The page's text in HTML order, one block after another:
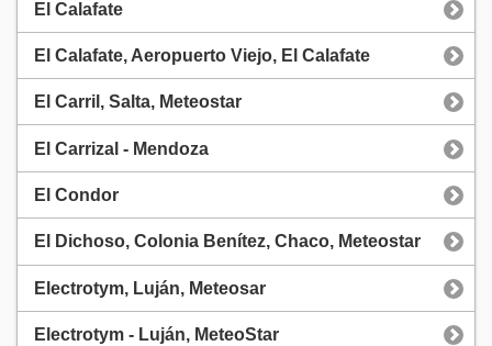
El Calafate
El Calafate, Aeropuerto Viejo, El Calafate
El Carril, Salta, Meteostar
El Carrizal - Mendoza
El Condor
El Dichoso, Colonia Benítez, Chaco, Meteostar
Electrotym, Luján, Meteosar
Electrotym - Luján, MeteoStar